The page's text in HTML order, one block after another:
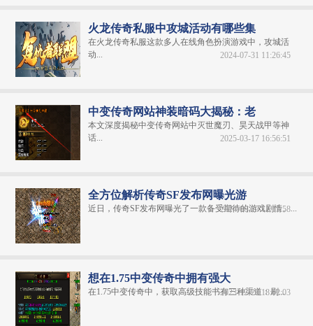
火龙传奇私服中攻城活动有哪些集
在火龙传奇私服这款多人在线角色扮演游戏中，攻城活
动...
2024-07-31 11:26:45
中变传奇网站神装暗码大揭秘：老
本文深度揭秘中变传奇网站中灭世魔刃、昊天战甲等神
话...
2025-03-17 16:56:51
全方位解析传奇SF发布网曝光游
近日，传奇SF发布网曝光了一款备受期待的游戏剧情。...
2024-06-27 11:15:58
想在1.75中变传奇中拥有强大
在1.75中变传奇中，获取高级技能书有三种渠道：刷...
2023-12-29 18:02:03